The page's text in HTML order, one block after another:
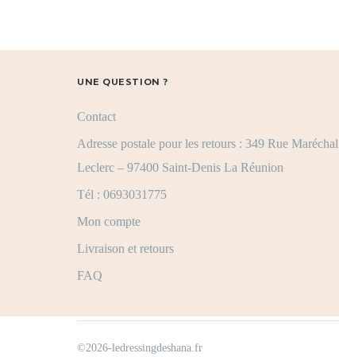
UNE QUESTION ?
Contact
Adresse postale pour les retours : 349 Rue Maréchal
Leclerc – 97400 Saint-Denis La Réunion
Tél : 0693031775
Mon compte
Livraison et retours
FAQ
©2026-ledressingdeshana.fr